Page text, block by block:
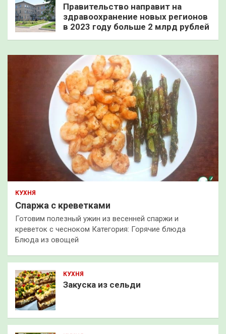
Правительство направит на
здравоохранение новых регионов
в 2023 году больше 2 млрд рублей
КУХНЯ
Спаржа с креветками
Готовим полезный ужин из весенней спаржи и
креветок с чесноком Категория: Горячие блюда
Блюда из овощей
КУХНЯ
Закуска из сельди